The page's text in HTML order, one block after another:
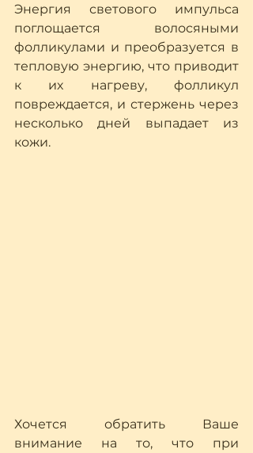
Энергия светового импульса
поглощается волосяными
фолликулами и преобразуется в
тепловую энергию, что приводит
к их нагреву, фолликул
повреждается, и стержень через
несколько дней выпадает из
кожи.
Хочется обратить Ваше
внимание на то, что при